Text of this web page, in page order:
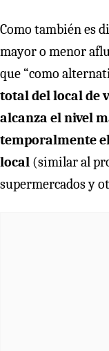
Como también es
mayor o menor
que “como
total del local de
alcanza el nivel
temporalmente
local (similar al
supermercados y